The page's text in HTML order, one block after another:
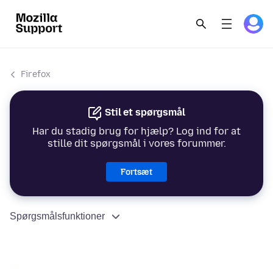
Firefox
Stil et spørgsmål
Har du stadig brug for hjælp? Log ind for at
stille dit spørgsmål i vores forummer.
Fortsæt
Spørgsmålsfunktioner